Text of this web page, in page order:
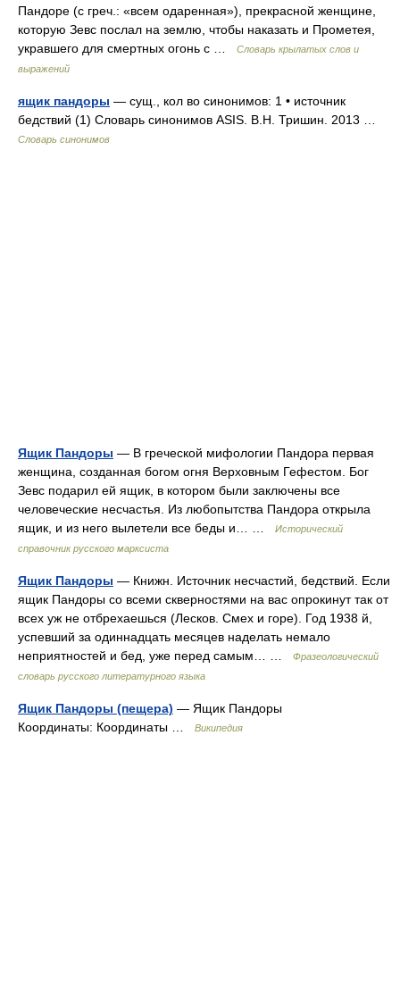
Пандоре (с греч.: «всем одаренная»), прекрасной женщине,
которую Зевс послал на землю, чтобы наказать и Прометея,
укравшего для смертных огонь с …
Словарь крылатых слов и
выражений
ящик пандоры — сущ., кол во синонимов: 1 • источник
бедствий (1) Словарь синонимов ASIS. В.Н. Тришин. 2013 …
Словарь синонимов
Ящик Пандоры — В греческой мифологии Пандора первая
женщина, созданная богом огня Верховным Гефестом. Бог
Зевс подарил ей ящик, в котором были заключены все
человеческие несчастья. Из любопытства Пандора открыла
ящик, и из него вылетели все беды и… …
Исторический
справочник русского марксиста
Ящик Пандоры — Книжн. Источник несчастий, бедствий. Если
ящик Пандоры со всеми скверностями на вас опрокинут так от
всех уж не отбрехаешься (Лесков. Смех и горе). Год 1938 й,
успевший за одиннадцать месяцев наделать немало
неприятностей и бед, уже перед самым… …
Фразеологический
словарь русского литературного языка
Ящик Пандоры (пещера) — Ящик Пандоры
Координаты: Координаты …
Википедия